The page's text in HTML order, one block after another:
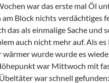
war das erste mal Öl
am Block nichts verdächtiges
das als einmalige Sache und
auch nicht mehr auf. Als
wärmer wurde wurde es
war Mittwoch mit
war schnell